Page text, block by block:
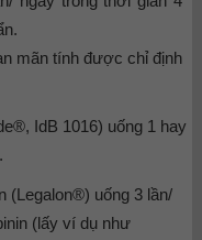
mãn tính được chỉ định
IdB 1016) uống 1 hay
(Legalon®) uống 3 lần/
(lấy ví dụ như